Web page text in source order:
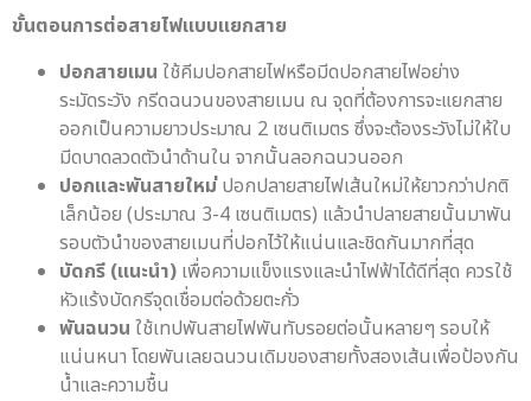
ขั้นตอนการต่อสายไฟแบบแยกสาย
ปอกสายเมน ใช้คีมปอกสายไฟหรือมีดปอกสายไฟอย่าง
ระมัดระวัง กรีดฉนวนของสายเมน ณ จุดที่ต้องการจะแยกสาย
ออกเป็นความยาวประมาณ 2 เซนติเมตร ซึ่งจะต้องระวังไม่ให้ใบ
มีดบาดลวดตัวนำด้านใน จากนั้นลอกฉนวนออก
ปอกและพันสายใหม่ปอกปลายสายไฟเส้นใหม่ให้ยาวกว่าปกติ
เล็กน้อย (ประมาณ 3-4 เซนติเมตร) แล้วนำปลายสายนั้นมาพัน
รอบตัวนำของสายเมนที่ปอกไว้ให้แน่นและชิดกันมากที่สุด
บัดกรี (แนะนำ) เพื่อความแข็งแรงและนำไฟฟ้าได้ดีที่สุด ควรใช้
หัวแร้งบัดกรีจุดเชื่อมต่อด้วยตะกั่ว
พันฉนวน ใช้เทปพันสายไฟพันทับรอยต่อนั้นหลายๆ รอบให้
แน่นหนา โดยพันเลยฉนวนเดิมของสายทั้งสองเส้นเพื่อป้องกัน
น้ำและความชื้น